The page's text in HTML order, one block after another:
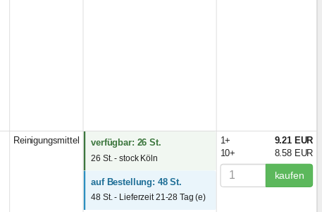
Reinigungsmittel verfügbar: 26 St.
26 St. - stock Köln
auf Bestellung: 48 St.
48 St. - Lieferzeit 21-28 Tag (e)
1+
9.21 EUR
10+
8.58 EUR
kaufen